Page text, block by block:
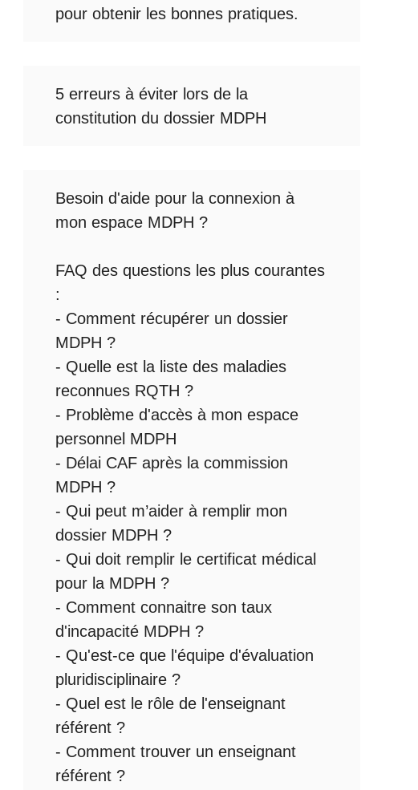
pour obtenir les bonnes pratiques.
5 erreurs à éviter lors de la
constitution du dossier MDPH
Besoin d'aide pour la connexion à
mon espace MDPH ?
FAQ des questions les plus courantes
:
- Comment récupérer un dossier
MDPH ?
- Quelle est la liste des maladies
reconnues RQTH ?
- Problème d'accès à mon espace
personnel MDPH
- Délai CAF après la commission
MDPH ?
- Qui peut m’aider à remplir mon
dossier MDPH ?
- Qui doit remplir le certificat médical
pour la MDPH ?
- Comment connaitre son taux
d'incapacité MDPH ?
- Qu'est-ce que l'équipe d'évaluation
pluridisciplinaire ?
- Quel est le rôle de l'enseignant
référent ?
- Comment trouver un enseignant
référent ?